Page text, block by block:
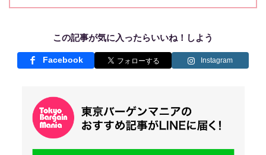
この記事が気に入ったらいいね！しよう
Facebook Instagram